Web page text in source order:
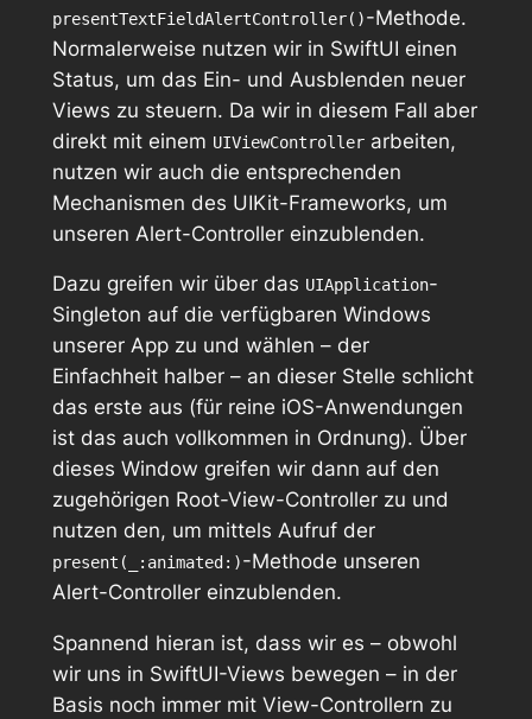
presentTextFieldAlertController()-Methode.
Normalerweise nutzen wir in SwiftUI einen
Status, um das Ein- und Ausblenden neuer
Views zu steuern. Da wir in diesem Fall aber
direkt mit einem UIViewControllerarbeiten,
nutzen wir auch die entsprechenden
Mechanismen des UIKit-Frameworks, um
unseren Alert-Controller einzublenden.
Dazu greifen wir über das UIApplication-
Singleton auf die verfügbaren Windows
unserer App zu und wählen – der
Einfachheit halber – an dieser Stelle schlicht
das erste aus (für reine iOS-Anwendungen
ist das auch vollkommen in Ordnung). Über
dieses Window greifen wir dann auf den
zugehörigen Root-View-Controller zu und
nutzen den, um mittels Aufruf der
present(_:animated:)-Methode unseren
Alert-Controller einzublenden.
Spannend hieran ist, dass wir es – obwohl
wir uns in SwiftUI-Views bewegen – in der
Basis noch immer mit View-Controllern zu